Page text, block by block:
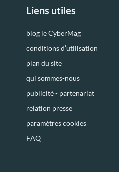
Liens utiles
blog le CyberMag
conditions d’utilisation
plan du site
qui sommes-nous
publicité - partenariat
relation presse
paramètres cookies
FAQ